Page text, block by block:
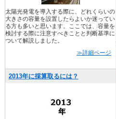
太陽光発電を導入する際に、どれくらいの
大きさの容量を設置したらよいか迷ってい
る方も多いと思います。ここでは、容量を
検討する際に注意すべきことと判断基準に
ついて解説しました。
≫詳細ページ
2013年に採算取るには？